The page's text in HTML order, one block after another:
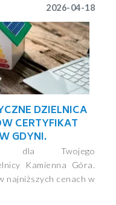
2026-04-18
DZIELNICA
CERTYFIKAT
GDYNI.
dla Twojego
Kamienna Góra.
najniższych cenach w